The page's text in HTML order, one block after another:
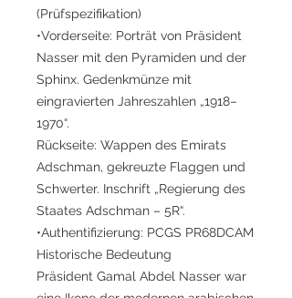
(Prüfspezifikation)
•Vorderseite: Porträt von Präsident
Nasser mit den Pyramiden und der
Sphinx. Gedenkmünze mit
eingravierten Jahreszahlen „1918–
1970“.
Rückseite: Wappen des Emirats
Adschman, gekreuzte Flaggen und
Schwerter. Inschrift „Regierung des
Staates Adschman – 5R“.
•Authentifizierung: PCGS PR68DCAM
Historische Bedeutung
Präsident Gamal Abdel Nasser war